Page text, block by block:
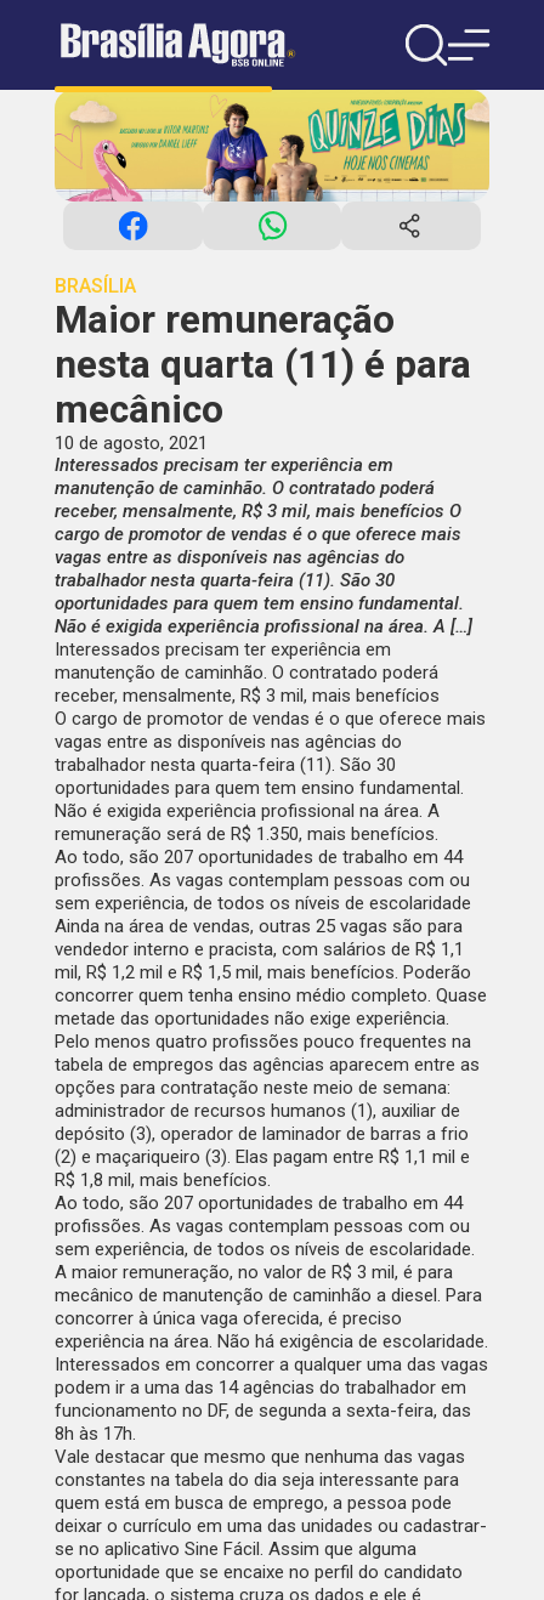
BRASÍLIA
Maior remuneração
nesta quarta (11) é para
mecânico
10 de agosto, 2021
Interessados precisam ter experiência em
manutenção de caminhão. O contratado poderá
receber, mensalmente, R$ 3 mil, mais benefícios O
cargo de promotor de vendas é o que oferece mais
vagas entre as disponíveis nas agências do
trabalhador nesta quarta-feira (11). São 30
oportunidades para quem tem ensino fundamental.
Não é exigida experiência profissional na área. A […]
Interessados precisam ter experiência em
manutenção de caminhão. O contratado poderá
receber, mensalmente, R$ 3 mil, mais benefícios
O cargo de promotor de vendas é o que oferece mais
vagas entre as disponíveis nas agências do
trabalhador nesta quarta-feira (11). São 30
oportunidades para quem tem ensino fundamental.
Não é exigida experiência profissional na área. A
remuneração será de R$ 1.350, mais benefícios.
Ao todo, são 207 oportunidades de trabalho em 44
profissões. As vagas contemplam pessoas com ou
sem experiência, de todos os níveis de escolaridade
Ainda na área de vendas, outras 25 vagas são para
vendedor interno e pracista, com salários de R$ 1,1
mil, R$ 1,2 mil e R$ 1,5 mil, mais benefícios. Poderão
concorrer quem tenha ensino médio completo. Quase
metade das oportunidades não exige experiência.
Pelo menos quatro profissões pouco frequentes na
tabela de empregos das agências aparecem entre as
opções para contratação neste meio de semana:
administrador de recursos humanos (1), auxiliar de
depósito (3), operador de laminador de barras a frio
(2) e maçariqueiro (3). Elas pagam entre R$ 1,1 mil e
R$ 1,8 mil, mais benefícios.
Ao todo, são 207 oportunidades de trabalho em 44
profissões. As vagas contemplam pessoas com ou
sem experiência, de todos os níveis de escolaridade.
A maior remuneração, no valor de R$ 3 mil, é para
mecânico de manutenção de caminhão a diesel. Para
concorrer à única vaga oferecida, é preciso
experiência na área. Não há exigência de escolaridade.
Interessados em concorrer a qualquer uma das vagas
podem ir a uma das 14 agências do trabalhador em
funcionamento no DF, de segunda a sexta-feira, das
8h às 17h.
Vale destacar que mesmo que nenhuma das vagas
constantes na tabela do dia seja interessante para
quem está em busca de emprego, a pessoa pode
deixar o currículo em uma das unidades ou cadastrar-
se no aplicativo Sine Fácil. Assim que alguma
oportunidade que se encaixe no perfil do candidato
for lançada, o sistema cruza os dados e ele é